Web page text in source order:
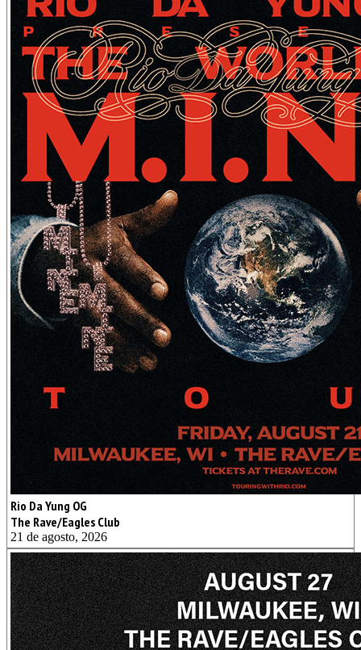
Rio Da Yung OG
The Rave/Eagles Club
21 de agosto, 2026